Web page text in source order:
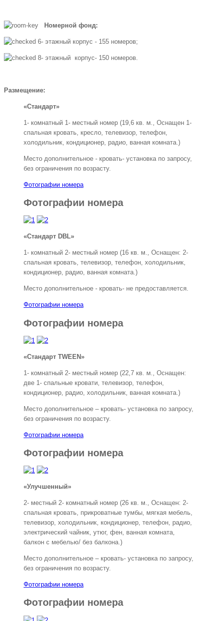
Номерной фонд:
6- этажный корпус - 155 номеров;
8- этажный корпус- 150 номеров.
Размещение:
«Стандарт»
1- комнатный 1- местный номер (19,6 кв. м., Оснащен 1-
спальная кровать, кресло, телевизор, телефон,
холодильник, кондиционер, радио, ванная комната.)
Место дополнительное - кровать- установка по запросу,
без ограничения по возрасту.
Фотографии номера
Фотографии номера
«Стандарт DBL»
1- комнатный 2- местный номер (16 кв. м., Оснащен: 2-
спальная кровать, телевизор, телефон, холодильник,
кондиционер, радио, ванная комната.)
Место дополнительное - кровать- не предоставляется.
Фотографии номера
Фотографии номера
«Стандарт TWEEN»
1- комнатный 2- местный номер (22,7 кв. м., Оснащен:
две 1- спальные кровати, телевизор, телефон,
кондиционер, радио, холодильник, ванная комната.)
Место дополнительное – кровать- установка по запросу,
без ограничения по возрасту.
Фотографии номера
Фотографии номера
«Улучшенный»
2- местный 2- комнатный номер (26 кв. м., Оснащен: 2-
спальная кровать, прикроватные тумбы, мягкая мебель,
телевизор, холодильник, кондиционер, телефон, радио,
электрический чайник, утюг, фен, ванная комната,
балкон с мебелью/ без балкона.)
Место дополнительное – кровать- установка по запросу,
без ограничения по возрасту.
Фотографии номера
Фотографии номера